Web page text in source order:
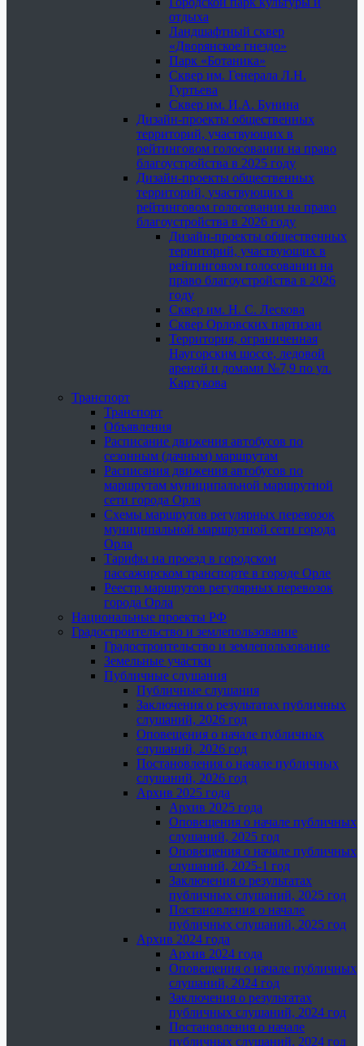
отдыха
Ландшафтный сквер
«Дворянское гнездо»
Парк «Ботаника»
Сквер им. Генерала Л.Н.
Гуртьева
Сквер им. И.А. Бунина
Дизайн-проекты общественных
территорий, участвующих в
рейтинговом голосовании на право
благоустройства в 2025 году
Дизайн-проекты общественных
территорий, участвующих в
рейтинговом голосовании на право
благоустройства в 2026 году
Дизайн-проекты общественных
территорий, участвующих в
рейтинговом голосовании на
право благоустройства в 2026
году
Сквер им. Н. С. Лескова
Сквер Орловских партизан
Территория, ограниченная
Наугорским шоссе, ледовой
ареной и домами №7,9 по ул.
Картукова
Транспорт
Транспорт
Объявления
Расписание движения автобусов по
сезонным (дачным) маршрутам
Расписания движения автобусов по
маршрутам муниципальной маршрутной
сети города Орла
Схемы маршрутов регулярных перевозок
муниципальной маршрутной сети города
Орла
Тарифы на проезд в городском
пассажирском транспорте в городе Орле
Реестр маршрутов регулярных перевозок
города Орла
Национальные проекты РФ
Градостроительство и землепользование
Градостроительство и землепользование
Земельные участки
Публичные слушания
Публичные слушания
Заключения о результатах публичных
слушаний, 2026 год
Оповещения о начале публичных
слушаний, 2026 год
Постановления о начале публичных
слушаний, 2026 год
Архив 2025 года
Архив 2025 года
Оповещения о начале публичных
слушаний, 2025 год
Оповещения о начале публичных
слушаний, 2025-1 год
Заключения о результатах
публичных слушаний, 2025 год
Постановления о начале
публичных слушаний, 2025 год
Архив 2024 года
Архив 2024 года
Оповещения о начале публичных
слушаний, 2024 год
Заключения о результатах
публичных слушаний, 2024 год
Постановления о начале
публичных слушаний, 2024 год